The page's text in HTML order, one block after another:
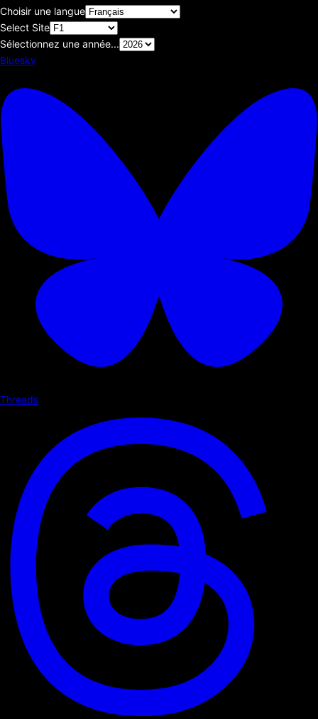
Choisir une langue
Select Site
Sélectionnez une année...
Bluesky
Threads